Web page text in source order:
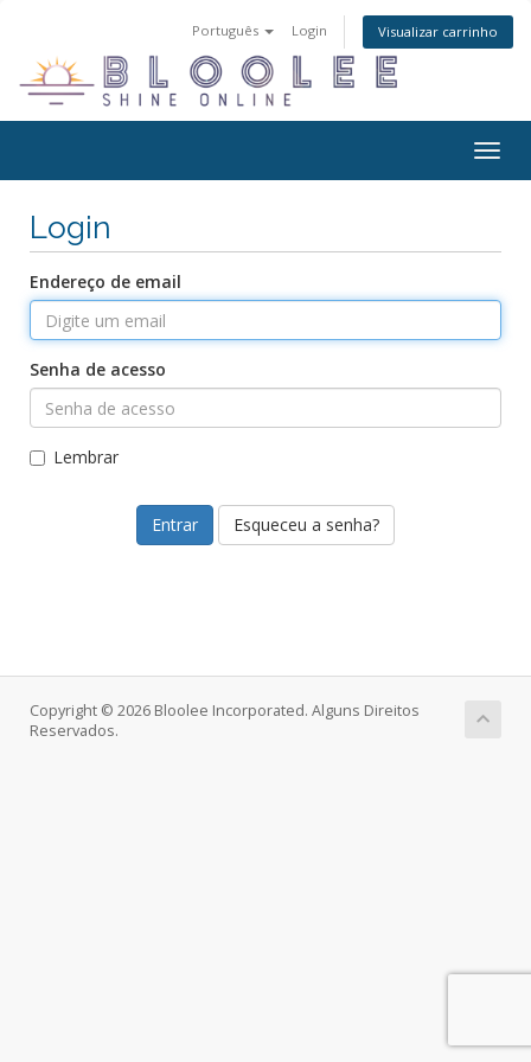
Português Login Visualizar carrinho
Login
Endereço de email
Senha de acesso
Lembrar
Esqueceu a senha?
Copyright © 2026 Bloolee Incorporated. Alguns Direitos
Reservados.